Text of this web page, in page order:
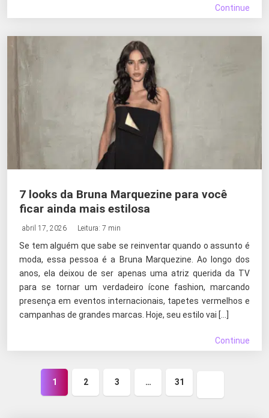
Continue
7 looks da Bruna Marquezine para você
ficar ainda mais estilosa
abril 17, 2026 Leitura: 7 min
Se tem alguém que sabe se reinventar quando o assunto é
moda, essa pessoa é a Bruna Marquezine. Ao longo dos
anos, ela deixou de ser apenas uma atriz querida da TV
para se tornar um verdadeiro ícone fashion, marcando
presença em eventos internacionais, tapetes vermelhos e
campanhas de grandes marcas. Hoje, seu estilo vai […]
Continue
1 2 3 …
31
Próxima